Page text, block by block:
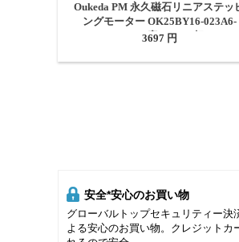
Oukeda PM 永久磁石リニアステッ
ングモーター OK25BY16-023A6-
22N 15度 0.23A 4相
3697 円
安全*安心のお買い物
グローバルトップセキュリティー決
よる安心のお買い物。クレジットカ